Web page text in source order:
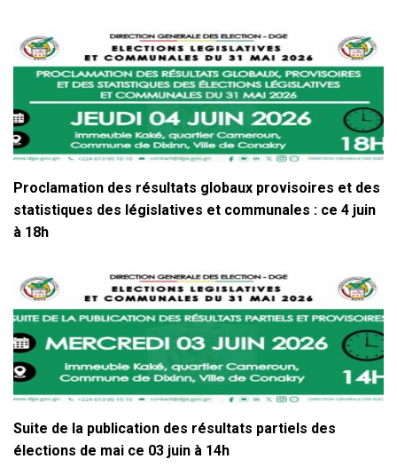
Proclamation des résultats globaux provisoires et des
statistiques des législatives et communales : ce 4 juin
à 18h
Suite de la publication des résultats partiels des
élections de mai ce 03 juin à 14h